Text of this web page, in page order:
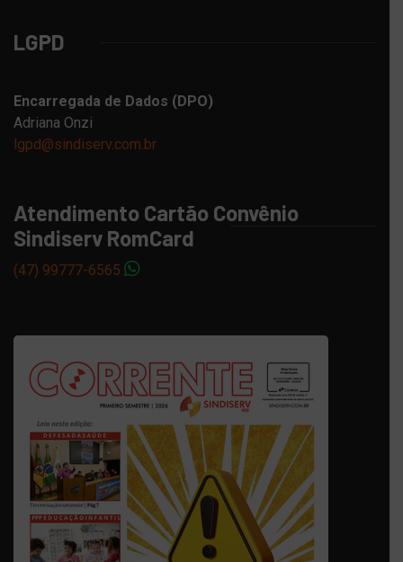
LGPD
Encarregada de Dados (DPO)
Adriana Onzi
lgpd@sindiserv.com.br
Atendimento Cartão Convênio
Sindiserv RomCard
(47) 99777-6565